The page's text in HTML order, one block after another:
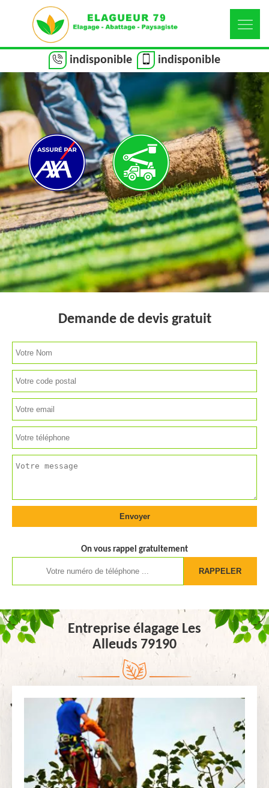
indisponible indisponible
Demande de devis gratuit
On vous rappel gratuitement
Entreprise élagage Les
Alleuds 79190